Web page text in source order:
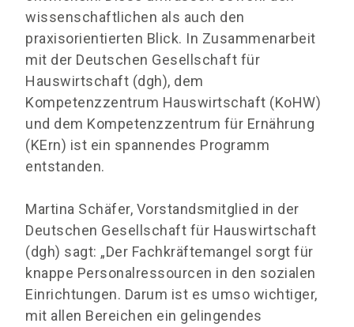
wissenschaftlichen als auch den
praxisorientierten Blick. In Zusammenarbeit
mit der Deutschen Gesellschaft für
Hauswirtschaft (dgh), dem
Kompetenzzentrum Hauswirtschaft (KoHW)
und dem Kompetenzzentrum für Ernährung
(KErn) ist ein spannendes Programm
entstanden.
Martina Schäfer, Vorstandsmitglied in der
Deutschen Gesellschaft für Hauswirtschaft
(dgh) sagt: „Der Fachkräftemangel sorgt für
knappe Personalressourcen in den sozialen
Einrichtungen. Darum ist es umso wichtiger,
mit allen Bereichen ein gelingendes